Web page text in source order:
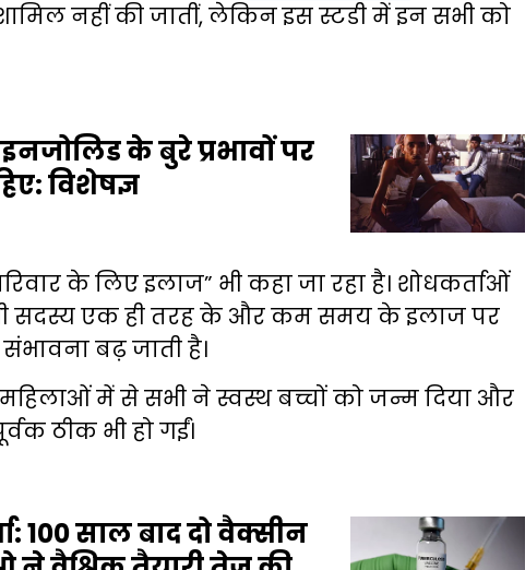
नहीं की जातीं, लेकिन इस स्टडी में इन सभी को
के बुरे प्रभावों पर
विशेषज्ञ
के लिए इलाज” भी कहा जा रहा है। शोधकर्ताओं
सदस्य एक ही तरह के और कम समय के इलाज पर
बढ़ जाती है।
में से सभी ने स्वस्थ बच्चों को जन्म दिया और
ठीक भी हो गईं।
100 साल बाद दो वैक्सीन